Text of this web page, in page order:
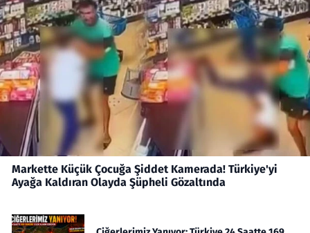
Markette Küçük Çocuğa Şiddet Kamerada! Türkiye'yi
Ayağa Kaldıran Olayda Şüpheli Gözaltında